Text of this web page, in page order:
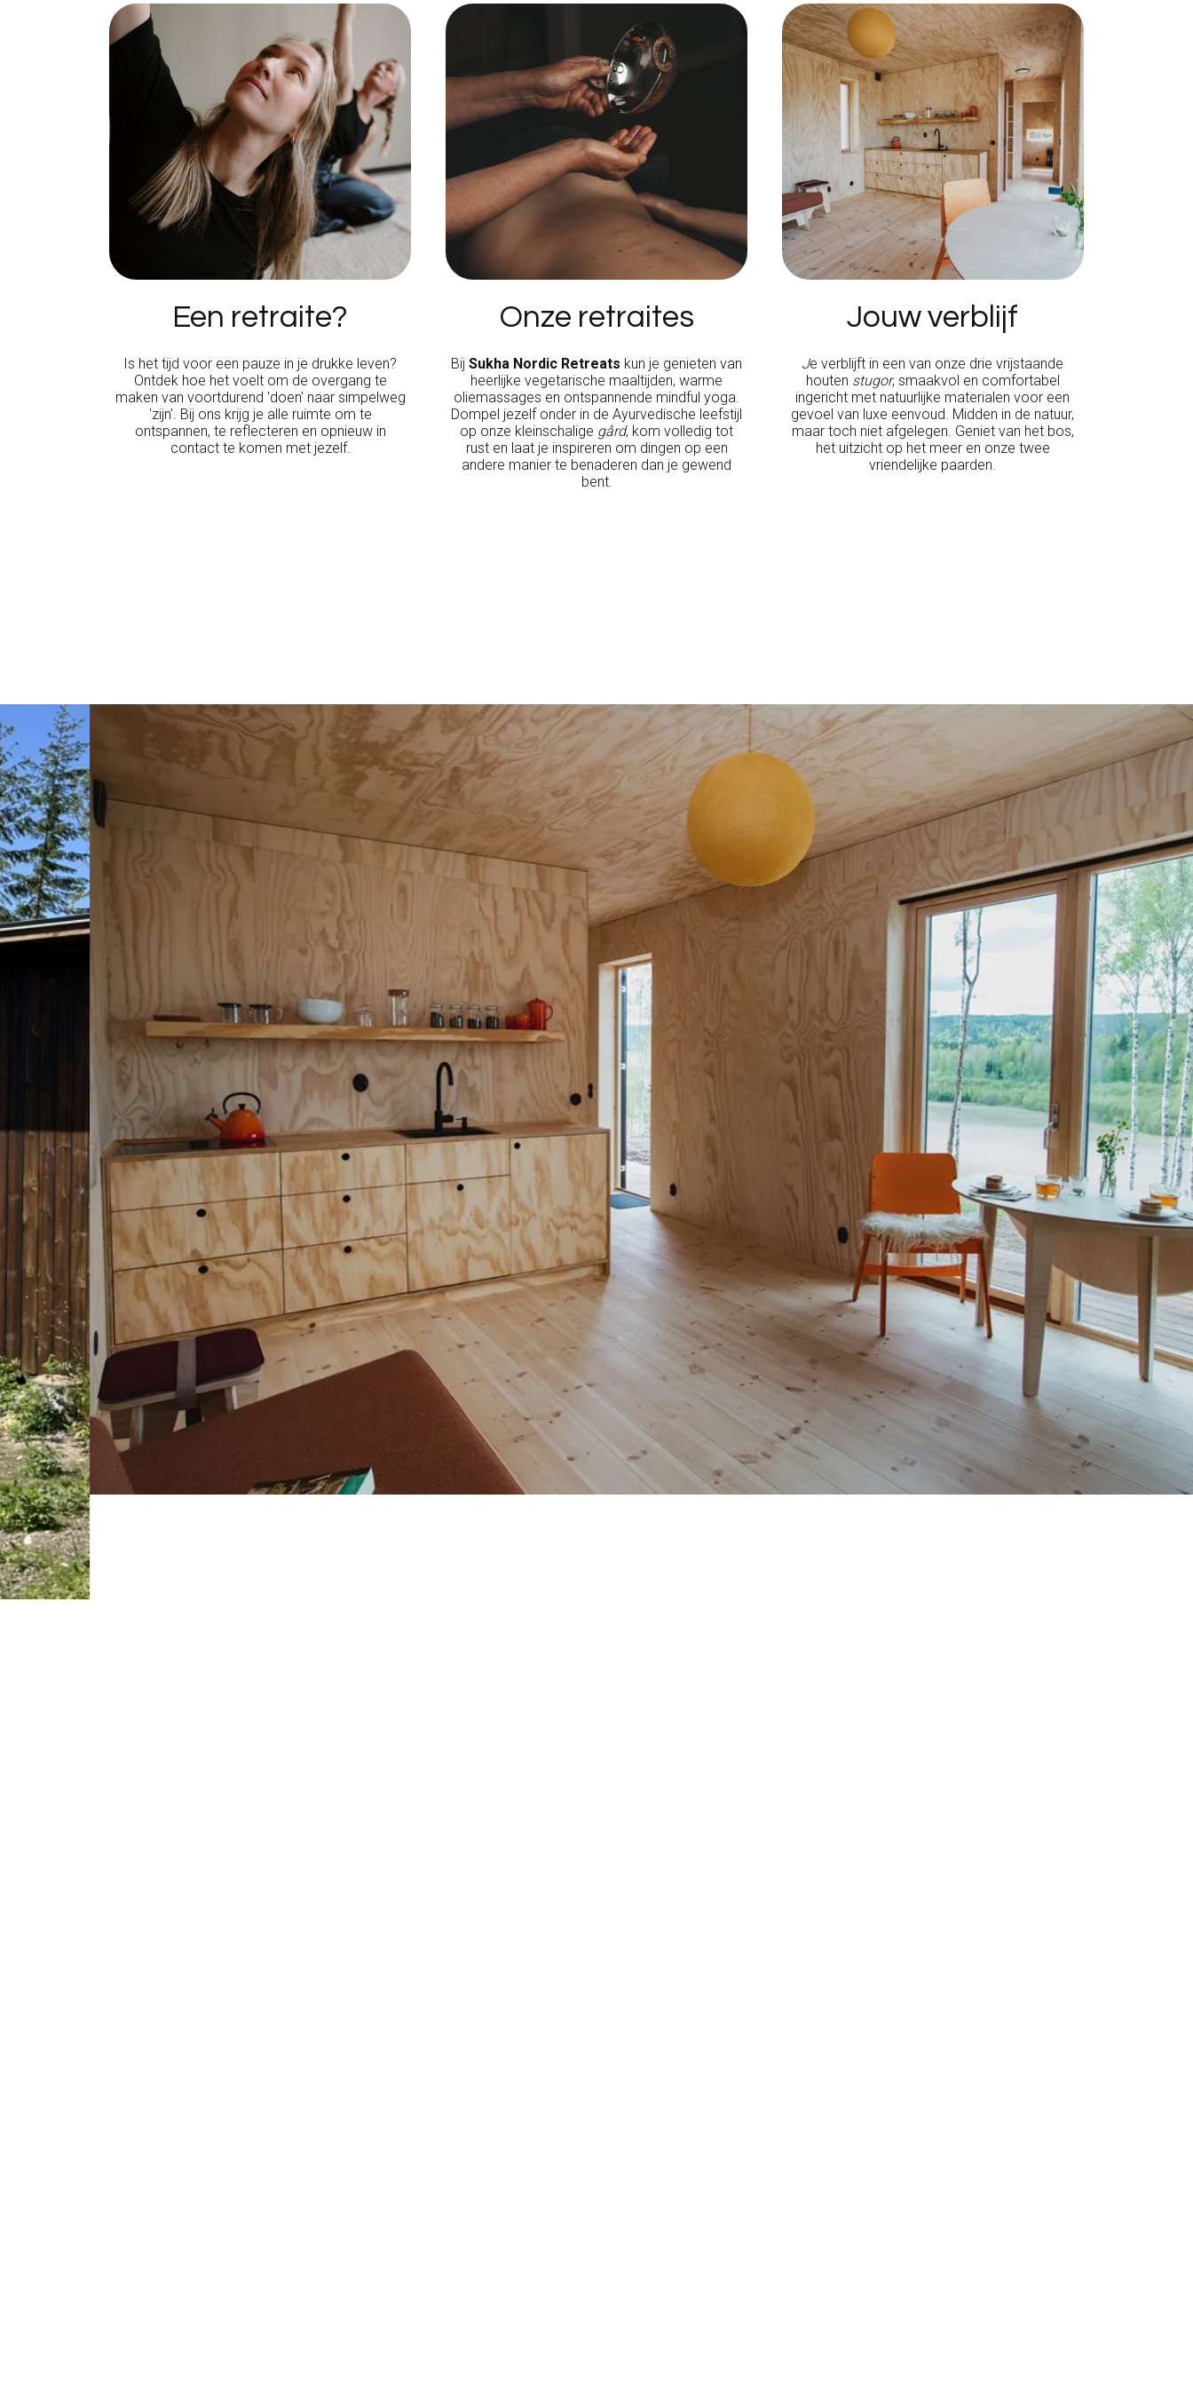
Een retraite?
Is het tijd voor een pauze in je drukke leven?
Ontdek hoe het voelt om de overgang te
maken van voortdurend 'doen' naar simpelweg
'zijn'. Bij ons krijg je alle ruimte om te
ontspannen, te reflecteren en opnieuw in
contact te komen met jezelf.
Onze retraites
Bij Sukha Nordic Retreats kun je genieten van
heerlijke vegetarische maaltijden, warme
oliemassages en ontspannende mindful yoga.
Dompel jezelf onder in de Ayurvedische leefstijl
op onze kleinschalige gård, kom volledig tot
rust en laat je inspireren om dingen op een
andere manier te benaderen dan je gewend
bent.
Jouw verblijf
Je verblijft in een van onze drie vrijstaande
houten stugor, smaakvol en comfortabel
ingericht met natuurlijke materialen voor een
gevoel van luxe eenvoud. Midden in de natuur,
maar toch niet afgelegen. Geniet van het bos,
het uitzicht op het meer en onze twee
vriendelijke paarden.